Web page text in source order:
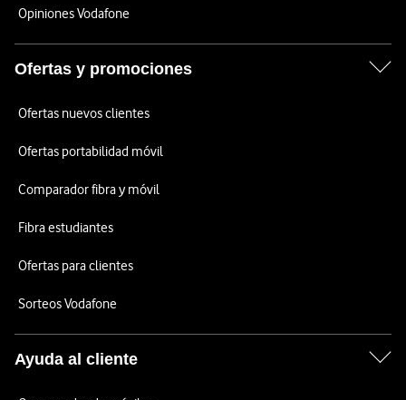
Opiniones Vodafone
Ofertas y promociones
Ofertas nuevos clientes
Ofertas portabilidad móvil
Comparador fibra y móvil
Fibra estudiantes
Ofertas para clientes
Sorteos Vodafone
Ayuda al cliente